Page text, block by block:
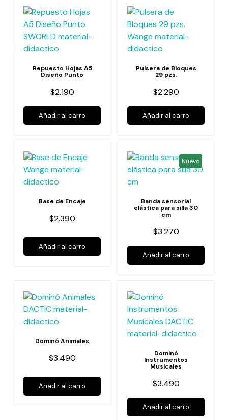
Repuesto Hojas A5
Diseño Punto
$2.190
Añadir al carro
Pulsera de Bloques
29 pzs.
$2.290
Añadir al carro
Base de Encaje
$2.390
Añadir al carro
Nuevo
Banda sensorial
elástica para silla 30
cm
$3.270
Añadir al carro
Dominó Animales
$3.490
Añadir al carro
Dominó
Instrumentos
Musicales
$3.490
Añadir al carro